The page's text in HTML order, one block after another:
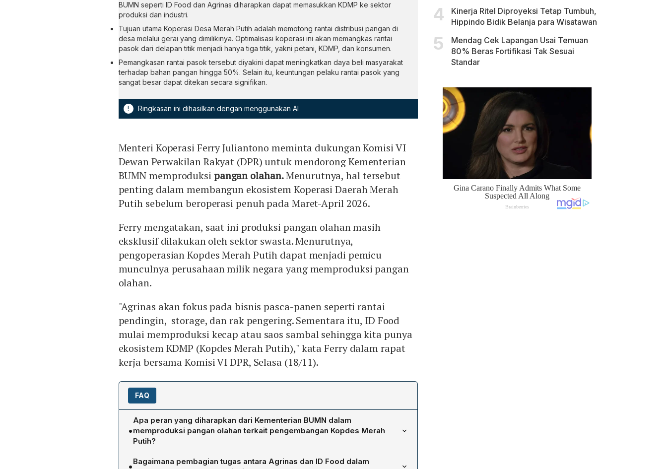
BUMN seperti ID Food dan Agrinas diharapkan dapat memasukkan KDMP ke sektor
produksi dan industri.
Tujuan utama Koperasi Desa Merah Putih adalah memotong rantai distribusi pangan di
desa melalui gerai yang dimilikinya. Optimalisasi koperasi ini akan memangkas rantai
pasok dari delapan titik menjadi hanya tiga titik, yakni petani, KDMP, dan konsumen.
Pemangkasan rantai pasok tersebut diyakini dapat meningkatkan daya beli masyarakat
terhadap bahan pangan hingga 50%. Selain itu, keuntungan pelaku rantai pasok yang
sangat besar dapat ditekan secara signifikan.
! Ringkasan ini dihasilkan dengan menggunakan AI
Menteri Koperasi Ferry Juliantono meminta dukungan Komisi VI
Dewan Perwakilan Rakyat (DPR) untuk mendorong Kementerian
BUMN memproduksi pangan olahan.Menurutnya, hal tersebut
penting dalam membangun ekosistem Koperasi Daerah Merah
Putih sebelum beroperasi penuh pada Maret-April 2026.
Ferry mengatakan, saat ini produksi pangan olahan masih
eksklusif dilakukan oleh sektor swasta. Menurutnya,
pengoperasian Kopdes Merah Putih dapat menjadi pemicu
munculnya perusahaan milik negara yang memproduksi pangan
olahan.
"Agrinas akan fokus pada bisnis pasca-panen seperti rantai
pendingin, storage, dan rak pengering. Sementara itu, ID Food
mulai memproduksi kecap atau saos sambal sehingga kita punya
ekosistem KDMP (Kopdes Merah Putih)," kata Ferry dalam rapat
kerja bersama Komisi VI DPR, Selasa (18/11).
FAQ
•
Apa peran yang diharapkan dari Kementerian BUMN dalam
memproduksi pangan olahan terkait pengembangan Kopdes Merah
Putih?
Menteri Koperasi Ferry Juliantono meminta dukungan DPR VI agar Kementerian
•Bagaimana pembagian tugas antara Agrinas dan ID Food dalam
Kinerja Ritel Diproyeksi Tetap Tumbuh,
Hippindo Bidik Belanja para Wisatawan
Mendag Cek Lapangan Usai Temuan
80% Beras Fortifikasi Tak Sesuai
Standar